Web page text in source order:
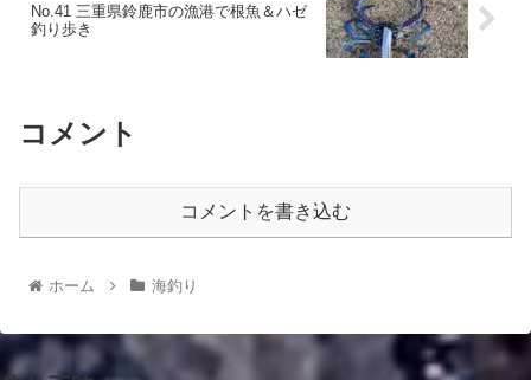
No.41 三重県鈴鹿市の漁港で根魚＆ハゼ
釣り歩き
コメント
コメントを書き込む
ホーム 海釣り